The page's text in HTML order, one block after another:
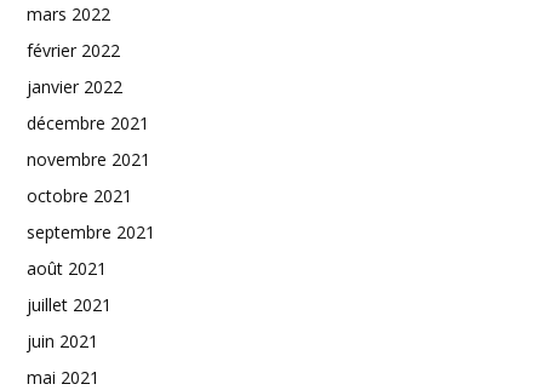
mars 2022
février 2022
janvier 2022
décembre 2021
novembre 2021
octobre 2021
septembre 2021
août 2021
juillet 2021
juin 2021
mai 2021